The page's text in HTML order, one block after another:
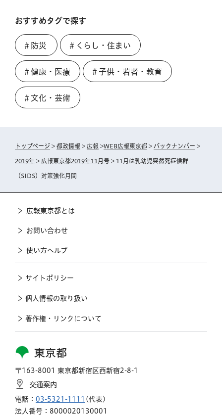
おすすめタグで探す
＃防災 ＃くらし・住まい
＃健康・医療 ＃子供・若者・教育
＃文化・芸術
トップページ > 都政情報 > 広報 >WEB広報東京都 > バックナンバー >
2019年 > 広報東京都2019年11月号 > 11月は乳幼児突然死症候群
（SIDS）対策強化月間
東京都
〒163-8001 東京都新宿区西新宿2-8-1
交通案内
電話： 03-5321-1111 (代表)
法人番号：8000020130001
広報東京都とは
お問い合わせ
使い方ヘルプ
サイトポリシー
個人情報の取り扱い
著作権・リンクについて